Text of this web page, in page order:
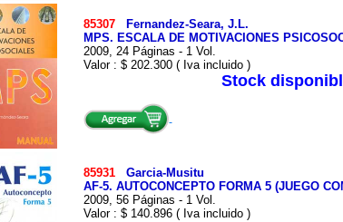
85307
Fernandez-Seara, J.L.
MPS. ESCALA DE MOTIVACIONES
2009, 24 Páginas - 1 Vol.
Valor : $ 202.300 ( Iva incluido )
Stock
85931 Garcia-Musitu
AF-5. AUTOCONCEPTO FORMA 5 (JUEGO
2009, 56 Páginas - 1 Vol.
Valor : $ 140.896 ( Iva incluido )